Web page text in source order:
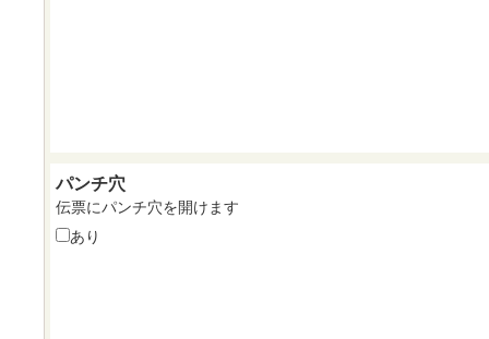
パンチ穴
伝票にパンチ穴を開けます
あり